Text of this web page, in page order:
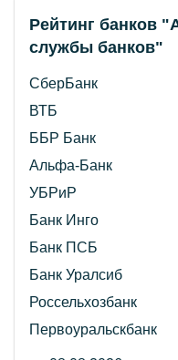
Рейтинг банков
службы банков"
СберБанк
ВТБ
ББР Банк
Альфа-Банк
УБРиР
Банк Инго
Банк ПСБ
Банк Уралсиб
Россельхозбанк
Первоуральскбанк